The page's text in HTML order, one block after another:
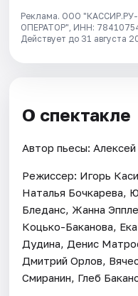
Реклама. ООО
ОПЕРАТОР", ИНН:
Действует до 31 августа
О спектакле
Автор пьесы:
Режиссер: Игорь
Наталья Бочкарева,
Бледанс, Жанна
Коцько-Баканова,
Дудина, Денис
Дмитрий Орлов,
Смиранин, Глеб